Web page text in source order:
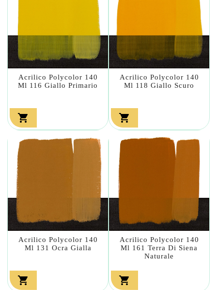
Acrilico Polycolor 140
Ml 116 Giallo Primario

Acrilico Polycolor 140
Ml 118 Giallo Scuro

Acrilico Polycolor 140
Ml 131 Ocra Gialla

Acrilico Polycolor 140
Ml 161 Terra Di Siena
Naturale
